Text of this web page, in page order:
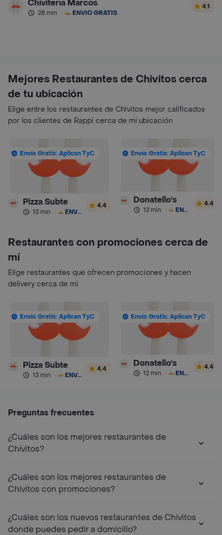
Chivitería Marcos
28 min · ENVÍO GRATIS
4.1
Mejores Restaurantes de Chivitos cerca
de tu ubicación
Elige entre los restaurantes de Chivitos mejor calificados
por los clientes de Rappi cerca de mí ubicación
Envío Gratis: Aplican TyC
Pizza Subte
13 min · ENVÍO GRATIS
4.4
Envío Gratis: Aplican TyC
Donatello's
12 min · ENVÍO GRATIS
4.4
Restaurantes con promociones cerca de
mí
Elige restaurantes que ofrecen promociones y hacen
delivery cerca de mí
Envío Gratis: Aplican TyC
Pizza Subte
13 min · ENVÍO GRATIS
4.4
Envío Gratis: Aplican TyC
Donatello's
12 min · ENVÍO GRATIS
4.4
Preguntas frecuentes
¿Cuáles son los mejores restaurantes de
Chivitos?
¿Cuáles son los mejores restaurantes de
Chivitos con promociones?
¿Cuáles son los nuevos restaurantes de Chivitos
donde puedes pedir a domicilio?